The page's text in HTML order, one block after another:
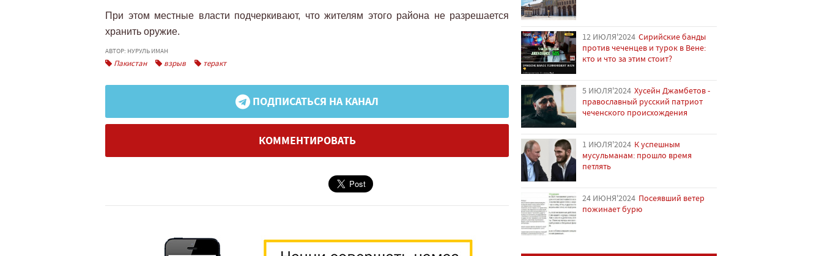
При этом местные власти подчеркивают, что жителям этого района не разрешается
хранить оружие.
АВТОР: НУРУЛЬ ИМАН
Пакистан взрыв теракт
ПОДПИСАТЬСЯ НА КАНАЛ
КОММЕНТИРОВАТЬ
12 ИЮЛЯ'2024 Сирийские банды
против чеченцев и турок в Вене:
кто и что за этим стоит?
5 ИЮЛЯ'2024 Хусейн Джамбетов -
православный русский патриот
чеченского происхождения
1 ИЮЛЯ'2024 К успешным
мусульманам: прошло время
петлять
24 ИЮНЯ'2024 Посеявший ветер
пожинает бурю